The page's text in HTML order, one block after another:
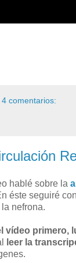
4 comentarios:
hablé sobre la
éste seguiré
nefrona.
vídeo primero,
leer la